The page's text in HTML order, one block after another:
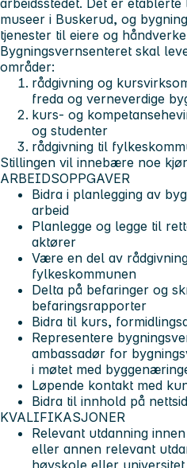
museer i Buskerud, og
tjenester til eiere og
Bygningsvernsenteret skal
områder:
rådgivning og
freda og verneverdige
kurs- og
og studenter
rådgivning til
Stillingen vil innebære noe
ARBEIDSOPPGAVER
Bidra i planlegging av
arbeid
Planlegge og legge til
aktører
Være en del av
fylkeskommunen
Delta på befaringer og
befaringsrapporter
Bidra til kurs,
Representere
ambassadør for
i møtet med
Løpende kontakt med
Bidra til innhold på
KVALIFIKASJONER
Relevant utdanning
eller annen relevant
høyskole eller universitet